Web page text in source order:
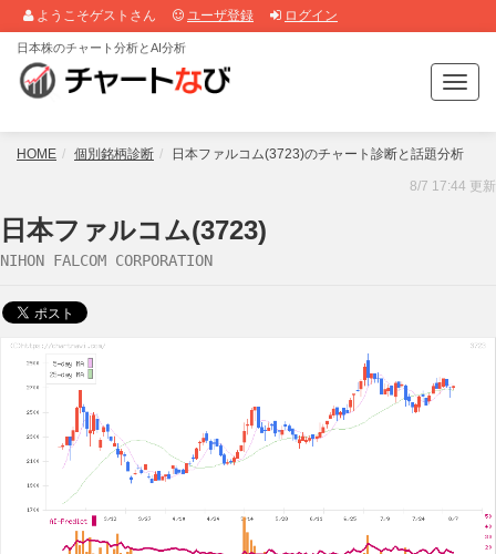
ようこそゲストさん ユーザ登録 ログイン
T
o
g
g
e
日本株のチャート分析とAI分析
HOME 個別銘柄診断 日本ファルコム(3723)のチャート診断と話題分析
8/7 17:44 更新
日本ファルコム(3723)
NIHON FALCOM CORPORATION